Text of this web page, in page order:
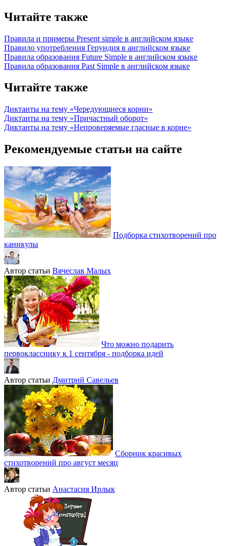
Читайте также
Правила и примеры Рresent simple в английском языке
Правило употребления Герундия в английском языке
Правила образования Future Simple в английском языке
Правила образования Past Simple в английском языке
Читайте также
Диктанты на тему «Чередующиеся корни»
Диктанты на тему «Причастный оборот»
Диктанты на тему «Непроверяемые гласные в корне»
Рекомендуемые статьи на сайте
Подборка стихотворений про
каникулы
Автор статьи Вячеслав Малых
Что можно подарить
первокласснику к 1 сентября - подборка идей
Автор статьи Дмитрий Савельев
Сборник красивых
стихотворений про август месяц
Автор статьи Анастасия Ирлык